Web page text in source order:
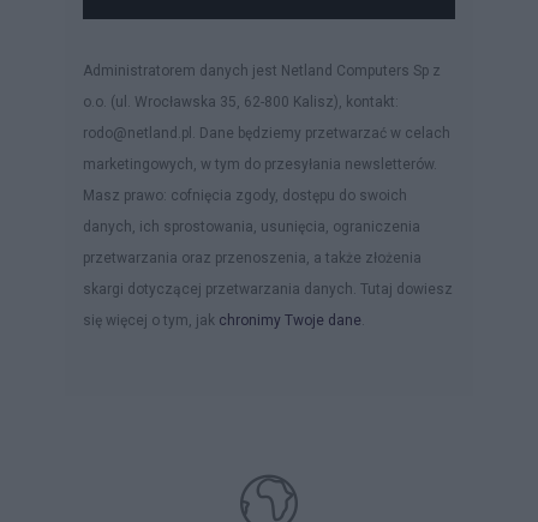
Administratorem danych jest Netland Computers Sp z
o.o. (ul. Wrocławska 35, 62-800 Kalisz), kontakt:
rodo@netland.pl. Dane będziemy przetwarzać w celach
marketingowych, w tym do przesyłania newsletterów.
Masz prawo: cofnięcia zgody, dostępu do swoich
danych, ich sprostowania, usunięcia, ograniczenia
przetwarzania oraz przenoszenia, a także złożenia
skargi dotyczącej przetwarzania danych. Tutaj dowiesz
się więcej o tym, jak chronimy Twoje dane.